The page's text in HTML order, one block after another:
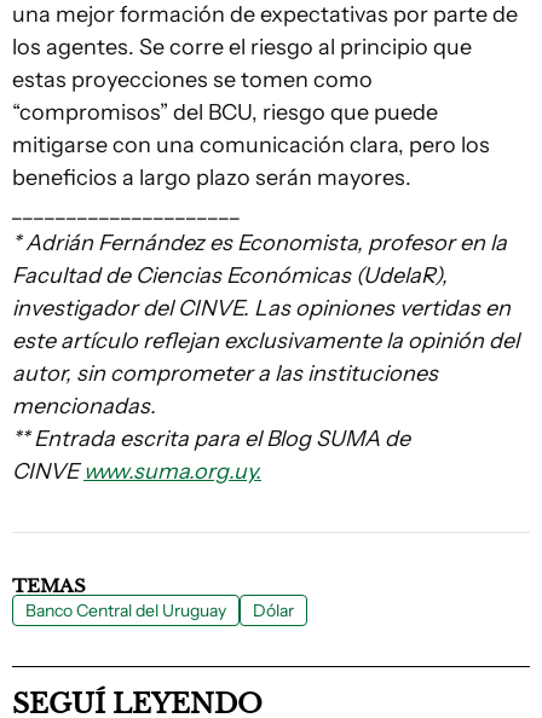
una mejor formación de expectativas por parte de
los agentes. Se corre el riesgo al principio que
estas proyecciones se tomen como
“compromisos” del BCU, riesgo que puede
mitigarse con una comunicación clara, pero los
beneficios a largo plazo serán mayores.
* Adrián Fernández es Economista, profesor en la
Facultad de Ciencias Económicas (UdelaR),
investigador del CINVE. Las opiniones vertidas en
este artículo reflejan exclusivamente la opinión del
autor, sin comprometer a las instituciones
mencionadas.
** Entrada escrita para el Blog SUMA de
CINVEwww.suma.org.uy.
TEMAS
Banco Central del Uruguay Dólar
SEGUÍ LEYENDO